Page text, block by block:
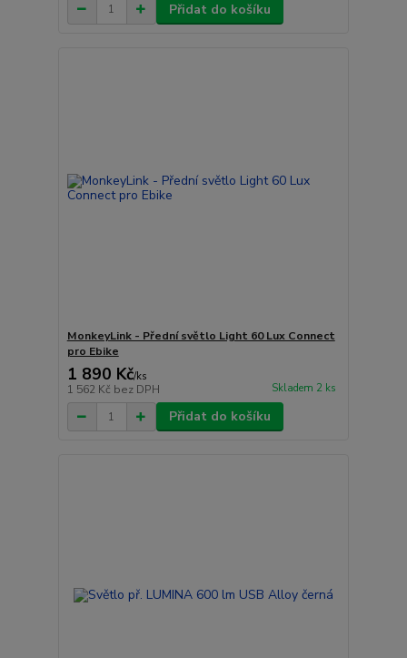
Přidat do košíku
MonkeyLink - Přední světlo Light 60 Lux Connect
pro Ebike
1 890 Kč/ks
1 562 Kč bez DPH Skladem 2 ks
Přidat do košíku